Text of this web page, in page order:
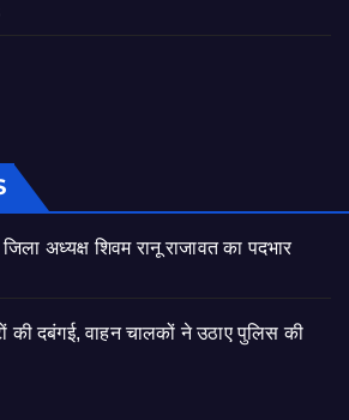
अध्यक्ष शिवम रानू राजावत का पदभार
की दबंगई, वाहन चालकों ने उठाए पुलिस की